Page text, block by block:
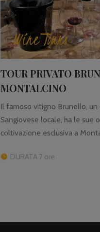
Wine Tours
TOUR PRIVATO
MONTALCINO
Il famoso vitigno Brunello,
Sangiovese locale, ha le sue
coltivazione esclusiva a
DURATA 7 ore